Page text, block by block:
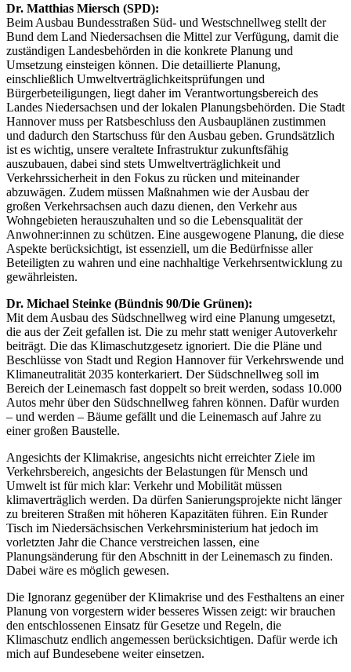
Dr. Matthias Miersch (SPD):
Beim Ausbau Bundesstraßen Süd- und Westschnellweg stellt der
Bund dem Land Niedersachsen die Mittel zur Verfügung, damit die
zuständigen Landesbehörden in die konkrete Planung und
Umsetzung einsteigen können. Die detaillierte Planung,
einschließlich Umweltverträglichkeitsprüfungen und
Bürgerbeteiligungen, liegt daher im Verantwortungsbereich des
Landes Niedersachsen und der lokalen Planungsbehörden. Die Stadt
Hannover muss per Ratsbeschluss den Ausbauplänen zustimmen
und dadurch den Startschuss für den Ausbau geben. Grundsätzlich
ist es wichtig, unsere veraltete Infrastruktur zukunftsfähig
auszubauen, dabei sind stets Umweltverträglichkeit und
Verkehrssicherheit in den Fokus zu rücken und miteinander
abzuwägen. Zudem müssen Maßnahmen wie der Ausbau der
großen Verkehrsachsen auch dazu dienen, den Verkehr aus
Wohngebieten herauszuhalten und so die Lebensqualität der
Anwohner:innen zu schützen. Eine ausgewogene Planung, die diese
Aspekte berücksichtigt, ist essenziell, um die Bedürfnisse aller
Beteiligten zu wahren und eine nachhaltige Verkehrsentwicklung zu
gewährleisten.
Dr. Michael Steinke (Bündnis 90/Die Grünen):
Mit dem Ausbau des Südschnellweg wird eine Planung umgesetzt,
die aus der Zeit gefallen ist. Die zu mehr statt weniger Autoverkehr
beiträgt. Die das Klimaschutzgesetz ignoriert. Die die Pläne und
Beschlüsse von Stadt und Region Hannover für Verkehrswende und
Klimaneutralität 2035 konterkariert. Der Südschnellweg soll im
Bereich der Leinemasch fast doppelt so breit werden, sodass 10.000
Autos mehr über den Südschnellweg fahren können. Dafür wurden
– und werden – Bäume gefällt und die Leinemasch auf Jahre zu
einer großen Baustelle.
Angesichts der Klimakrise, angesichts nicht erreichter Ziele im
Verkehrsbereich, angesichts der Belastungen für Mensch und
Umwelt ist für mich klar: Verkehr und Mobilität müssen
klimaverträglich werden. Da dürfen Sanierungsprojekte nicht länger
zu breiteren Straßen mit höheren Kapazitäten führen. Ein Runder
Tisch im Niedersächsischen Verkehrsministerium hat jedoch im
vorletzten Jahr die Chance verstreichen lassen, eine
Planungsänderung für den Abschnitt in der Leinemasch zu finden.
Dabei wäre es möglich gewesen.
Die Ignoranz gegenüber der Klimakrise und des Festhaltens an einer
Planung von vorgestern wider besseres Wissen zeigt: wir brauchen
den entschlossenen Einsatz für Gesetze und Regeln, die
Klimaschutz endlich angemessen berücksichtigen. Dafür werde ich
mich auf Bundesebene weiter einsetzen.